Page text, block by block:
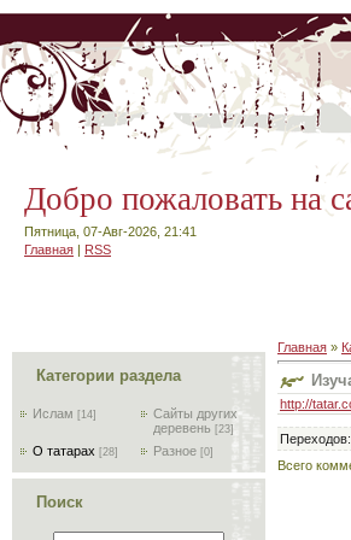
Добро пожаловать на
Пятница, 07-Авг-2026, 21:41
Главная | RSS
Категории раздела
Ислам [14]
Сайты других
деревень [23]
О татарах [28] Разное [0]
Поиск
Главная »
http://
Переходов:
Всего